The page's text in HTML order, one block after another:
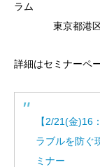
ラム
東京都港区東
詳細はセミナーペ
【2/21(金)16
ラブルを防ぐ
ミナー